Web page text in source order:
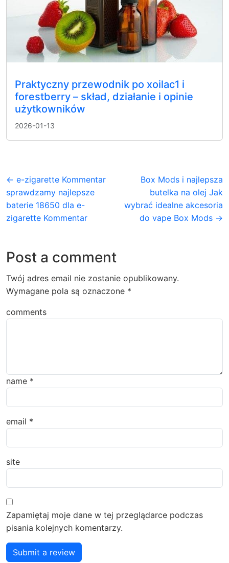
Praktyczny przewodnik po xoilac1 i
forestberry – skład, działanie i opinie
użytkowników
2026-01-13
← e-zigarette Kommentar
sprawdzamy najlepsze
baterie 18650 dla e-
zigarette Kommentar
Box Mods i najlepsza
butelka na olej Jak
wybrać idealne akcesoria
do vape Box Mods →
Post a comment
Twój adres email nie zostanie opublikowany.
Wymagane pola są oznaczone *
comments
name *
email *
site
Zapamiętaj moje dane w tej przeglądarce podczas
pisania kolejnych komentarzy.
Submit a review